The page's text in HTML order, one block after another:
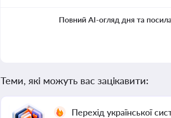
Повний AI-огляд дня та
Теми, які можуть вас зацікавити:
Перехід української